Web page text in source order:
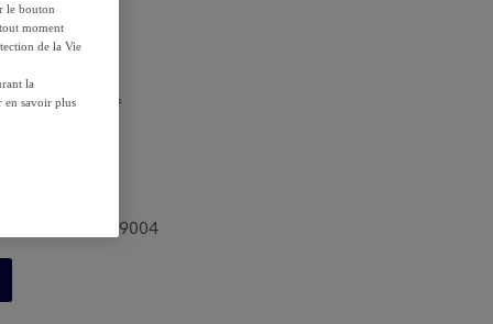
les conditions.
- DC630G-L---9004
le bouton
moment
de la Vie
la
en savoir plus